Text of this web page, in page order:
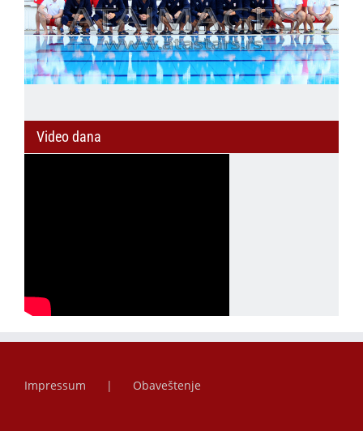
Video dana
Impressum Obaveštenje